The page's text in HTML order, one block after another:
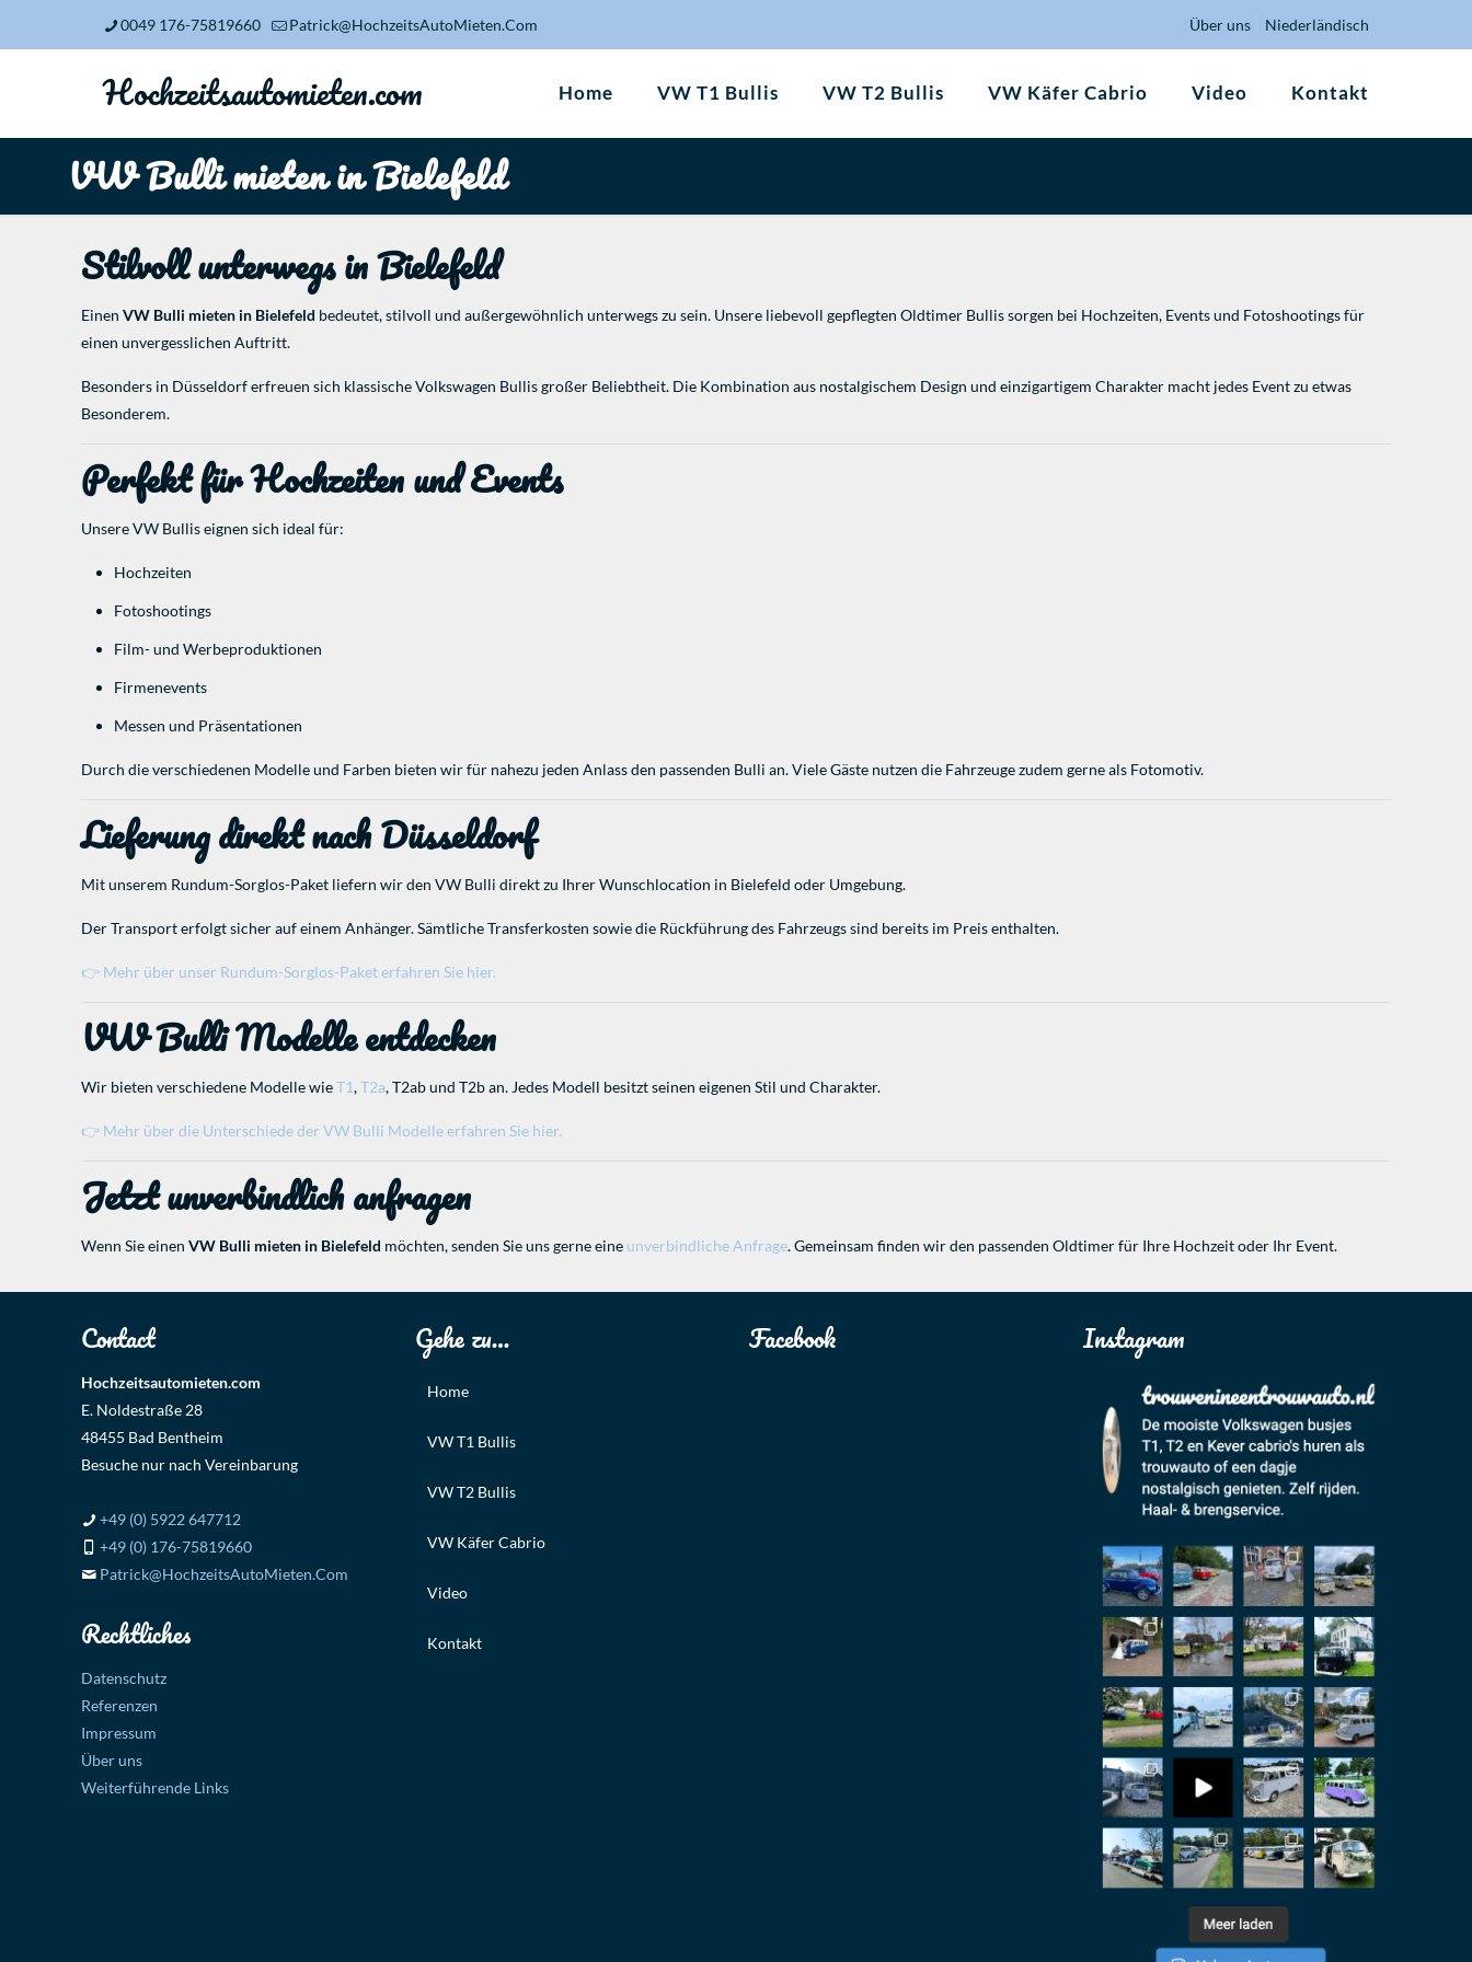
0049 176-75819660 Patrick@HochzeitsAutoMieten.Com Über uns Niederländisch
Hochzeitsautomieten.com Home VW T1 Bullis VW T2 Bullis VW Käfer Cabrio Video Kontakt
VW Bulli mieten in Bielefeld
Stilvoll unterwegs in Bielefeld
EinenVW Bulli mieten in Bielefeld bedeutet, stilvoll und außergewöhnlich unterwegs zu sein. Unsere liebevoll gepflegten Oldtimer Bullis sorgen bei Hochzeiten, Events und Fotoshootings für
einen unvergesslichen Auftritt.
Besonders in Düsseldorf erfreuen sich klassische Volkswagen Bullis großer Beliebtheit. Die Kombination aus nostalgischem Design und einzigartigem Charakter macht jedes Event zu etwas
Besonderem.
Perfekt für Hochzeiten und Events
Unsere VW Bullis eignen sich ideal für:
Hochzeiten
Fotoshootings
Film- und Werbeproduktionen
Firmenevents
Messen und Präsentationen
Durch die verschiedenen Modelle und Farben bieten wir für nahezu jeden Anlass den passenden Bulli an. Viele Gäste nutzen die Fahrzeuge zudem gerne als Fotomotiv.
Lieferung direkt nach Düsseldorf
Mit unserem Rundum-Sorglos-Paket liefern wir den VW Bulli direkt zu Ihrer Wunschlocation in Bielefeld oder Umgebung.
Der Transport erfolgt sicher auf einem Anhänger. Sämtliche Transferkosten sowie die Rückführung des Fahrzeugs sind bereits im Preis enthalten.
👉 Mehr über unser Rundum-Sorglos-Paket erfahren Sie hier.
VW Bulli Modelle entdecken
Wir bieten verschiedene Modelle wieT1,T2a, T2ab und T2b an. Jedes Modell besitzt seinen eigenen Stil und Charakter.
👉 Mehr über die Unterschiede der VW Bulli Modelle erfahren Sie hier.
Jetzt unverbindlich anfragen
Wenn Sie einenVW Bulli mieten in Bielefeld möchten, senden Sie uns gerne eine unverbindliche Anfrage. Gemeinsam finden wir den passenden Oldtimer für Ihre Hochzeit oder Ihr Event.
Contact
Hochzeitsautomieten.com
E. Noldestraße 28
48455 Bad Bentheim
Besuche nur nach Vereinbarung
+49 (0) 5922 647712
+49 (0) 176-75819660
Patrick@HochzeitsAutoMieten.Com
Rechtliches
Datenschutz
Referenzen
Impressum
Über uns
Weiterführende Links
Gehe zu…
Home
VW T1 Bullis
VW T2 Bullis
VW Käfer Cabrio
Video
Kontakt
Facebook Instagram